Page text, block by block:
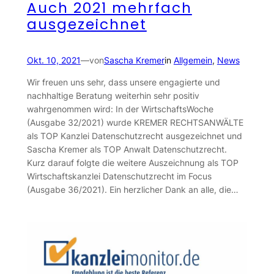
Auch 2021 mehrfach
ausgezeichnet
Okt. 10, 2021—vonSascha Kremerin Allgemein, News
Wir freuen uns sehr, dass unsere engagierte und
nachhaltige Beratung weiterhin sehr positiv
wahrgenommen wird: In der WirtschaftsWoche
(Ausgabe 32/2021) wurde KREMER RECHTSANWÄLTE
als TOP Kanzlei Datenschutzrecht ausgezeichnet und
Sascha Kremer als TOP Anwalt Datenschutzrecht.
Kurz darauf folgte die weitere Auszeichnung als TOP
Wirtschaftskanzlei Datenschutzrecht im Focus
(Ausgabe 36/2021). Ein herzlicher Dank an alle, die…